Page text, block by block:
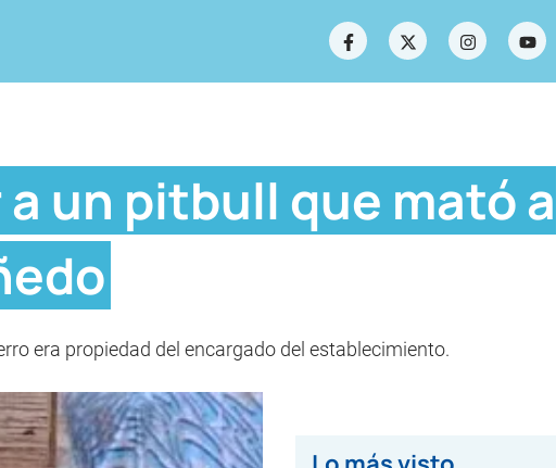
un pitbull que mató a
era propiedad del encargado del establecimiento.